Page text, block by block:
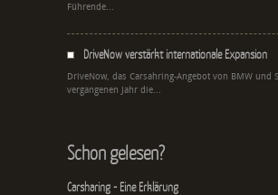
Führende...
DriveNow verstärkt internationale Expansion
DriveNow, das Carsahring-Angebot von BMW und
vergangenen Jahr die...
Schon gelesen?
Carsharing - Eine Erklärung